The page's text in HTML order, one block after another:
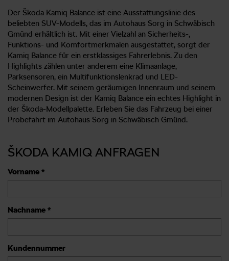
Der Škoda Kamiq Balance ist eine Ausstattungslinie des
beliebten SUV-Modells, das im Autohaus Sorg in Schwäbisch
Gmünd erhältlich ist. Mit einer Vielzahl an Sicherheits-,
Funktions- und Komfortmerkmalen ausgestattet, sorgt der
Kamiq Balance für ein erstklassiges Fahrerlebnis. Zu den
Highlights zählen unter anderem eine Klimaanlage,
Parksensoren, ein Multifunktionslenkrad und LED-
Scheinwerfer. Mit seinem geräumigen Innenraum und seinem
modernen Design ist der Kamiq Balance ein echtes Highlight in
der Škoda-Modellpalette. Erleben Sie das Fahrzeug bei einer
Probefahrt im Autohaus Sorg in Schwäbisch Gmünd.
ŠKODA KAMIQ ANFRAGEN
Vorname *
Nachname *
Kundennummer